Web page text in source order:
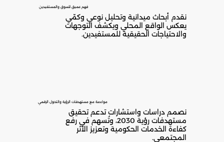
فهم عميق للسوق والمستفيدين
نقدم أبحاث ميدانية وتحليل نوعي وكمّي
يعكس الواقع المحلي ويكشف التوجهات
والاحتياجات الحقيقية للمستفيدين.
مواءمة مع مستهدفات الرؤية والتحول الرقمي
نصمم دراسات واستشارات تدعم تحقيق
مستهدفات رؤية 2030، وتُسهم في رفع
كفاءة الخدمات الحكومية وتعزيز الأثر
المجتمعي.